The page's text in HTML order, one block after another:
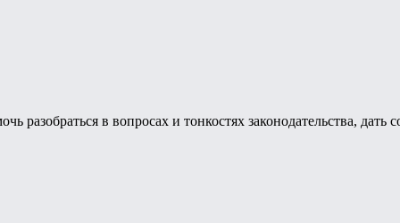
в вопросах и тонкостях законодательства, дать